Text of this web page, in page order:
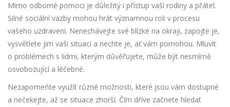
Mimo odborné pomoci je důležitý i přístup vaší rodiny a přátel.
Silné sociální vazby mohou hrát významnou roli v procesu
vašeho uzdravení. Nenechávejte své blízké na okraji, zapojte je,
vysvětlete jim vaši situaci a nechte je, ať vám pomohou. Mluvit
o problémech s lidmi, kterým důvěřujete, může být nesmírně
osvobozující a léčebné.
Nezapomeňte využít různé možnosti, které jsou vám dostupné
a nečekejte, až se situace zhorší. Čím dříve začnete hledat